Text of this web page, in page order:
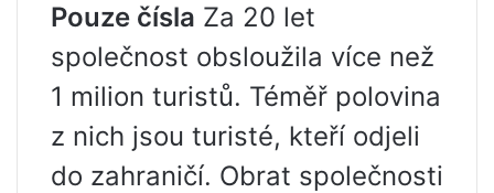
Pouze čísla Za 20 let
společnost obsloužila více než
1 milion turistů. Téměř polovina
z nich jsou turisté, kteří odjeli
do zahraničí. Obrat společnosti